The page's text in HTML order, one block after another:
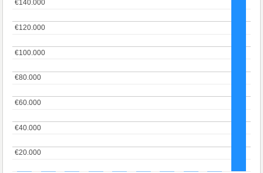
€20.000
€20.000
€40.000
€40.000
€60.000
€60.000
€80.000
€80.000
€100.000
€100.000
€120.000
€120.000
€140.000
€140.000